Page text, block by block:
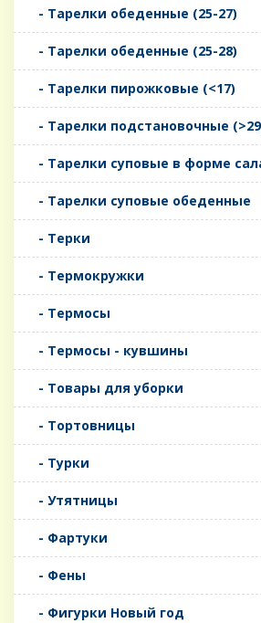
- Тарелки обеденные (25-27)
- Тарелки обеденные (25-28)
- Тарелки пирожковые (<17)
- Тарелки подстановочные
- Тарелки суповые в форме
- Тарелки суповые обеденные
- Терки
- Термокружки
- Термосы
- Термосы - кувшины
- Товары для уборки
- Тортовницы
- Турки
- Утятницы
- Фартуки
- Фены
- Фигурки Новый год